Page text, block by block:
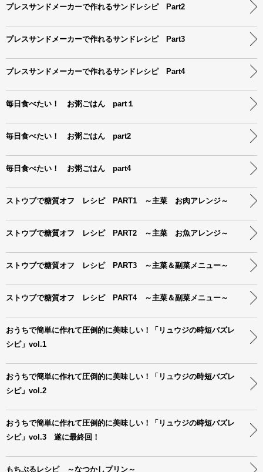
プレスサンドメーカーで作れるサンドレシピ Part2
プレスサンドメーカーで作れるサンドレシピ Part3
プレスサンドメーカーで作れるサンドレシピ Part4
毎日食べたい！ お粥ごはん part１
毎日食べたい！ お粥ごはん part2
毎日食べたい！ お粥ごはん part4
ストウブで糖質オフ レシピ PART1 ～主菜 お肉アレンジ～
ストウブで糖質オフ レシピ PART2 ～主菜 お魚アレンジ～
ストウブで糖質オフ レシピ PART3 ～主菜＆副菜メニュー～
ストウブで糖質オフ レシピ PART4 ～主菜＆副菜メニュー～
おうちで簡単に作れて圧倒的に美味しい！「リュウジの時短バズレ
シピ」vol.1
おうちで簡単に作れて圧倒的に美味しい！「リュウジの時短バズレ
シピ」vol.2
おうちで簡単に作れて圧倒的に美味しい！「リュウジの時短バズレ
シピ」vol.3 遂に最終回！
もちぷるレシピ ～なつかしプリン～